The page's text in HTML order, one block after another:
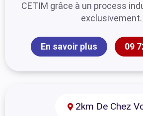
CETIM grâce à un process
exclusivement.
En savoir plus 09
2km De Chez